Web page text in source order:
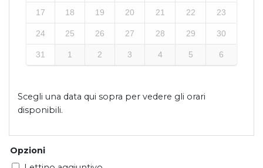
17 18 19 20 21 22 23
24 25 26 27 28 29 30
31 1 2 3 4 5 6
Scegli una data qui sopra per vedere gli orari
disponibili.
Opzioni